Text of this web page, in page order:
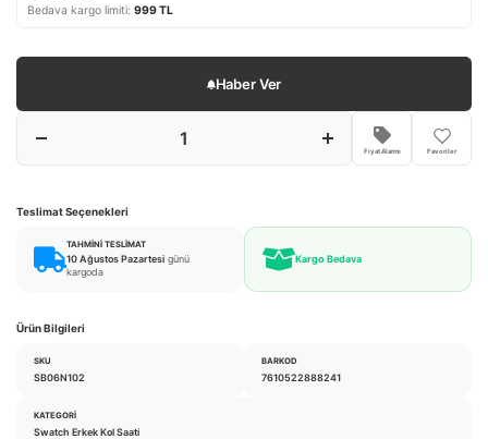
Bedava kargo limiti: 999 TL
Haber Ver
Fiyat Alarmı Favoriler
Teslimat Seçenekleri
TAHMINI TESLIMAT
10 Ağustos Pazartesi günü
kargoda
Kargo Bedava
Ürün Bilgileri
SKU
SB06N102
BARKOD
7610522888241
KATEGORI
Swatch Erkek Kol Saati